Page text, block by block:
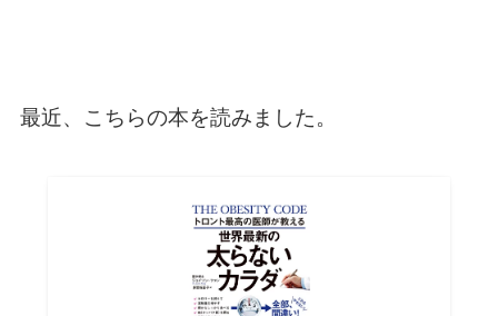
最近、こちらの本を読みました。